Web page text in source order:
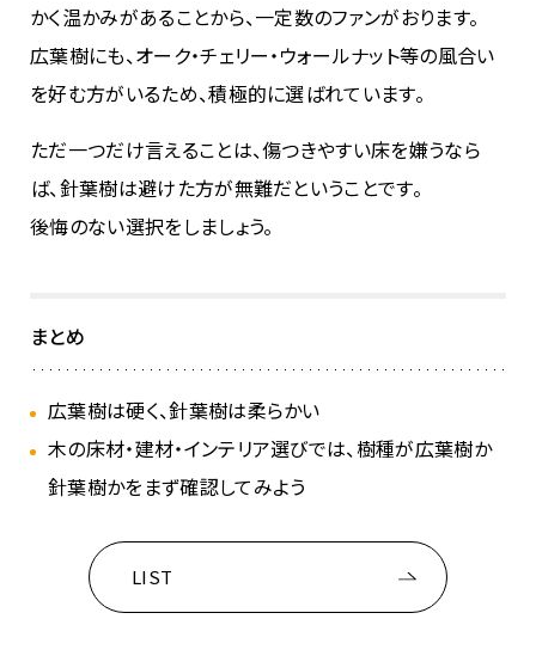
かく温かみがあることから、一定数のファンがおります。
広葉樹にも、オーク・チェリー・ウォールナット等の風合い
を好む方がいるため、積極的に選ばれています。
ただ一つだけ言えることは、傷つきやすい床を嫌うなら
ば、針葉樹は避けた方が無難だということです。
後悔のない選択をしましょう。
まとめ
広葉樹は硬く、針葉樹は柔らかい
木の床材・建材・インテリア選びでは、樹種が広葉樹か
針葉樹かをまず確認してみよう
LIST